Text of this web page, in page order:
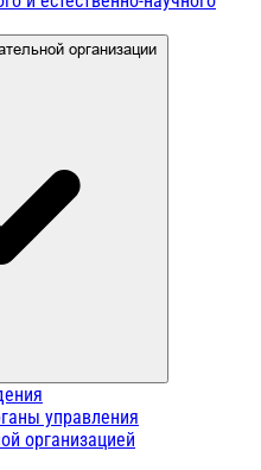
организации
управления
организацией